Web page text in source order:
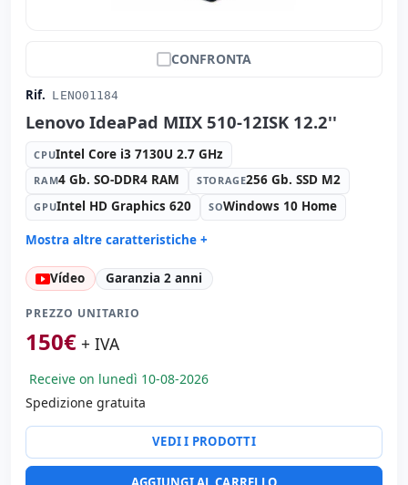
CONFRONTA
Rif. LENO01184
Lenovo IdeaPad MIIX 510-12ISK 12.2''
CPUIntel Core i3 7130U 2.7 GHz
RAM4 Gb. SO-DDR4 RAM STORAGE256 Gb. SSD M2
GPUIntel HD Graphics 620 SOWindows 10 Home
Mostra altre caratteristiche +
Formato:
AIO
Suono: Realtek HD Audio
Carte: Rete:
Porte:
USB 2.0 · USB-C
Multimedia: Webcam · Webcam posteriore · Webcam
frontale
Imballaggio hR
Dimensioni: 30x20x3 cm.
Vídeo Garanzia 2 anni
PREZZO UNITARIO
150€ + IVA
Receive on lunedì 10-08-2026
Spedizione gratuita
VEDI I PRODOTTI